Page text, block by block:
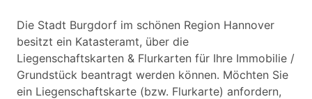
Die Stadt Burgdorf im schönen Region Hannover
besitzt ein Katasteramt, über die
Liegenschaftskarten & Flurkarten für Ihre Immobilie /
Grundstück beantragt werden können. Möchten Sie
ein Liegenschaftskarte (bzw. Flurkarte) anfordern,